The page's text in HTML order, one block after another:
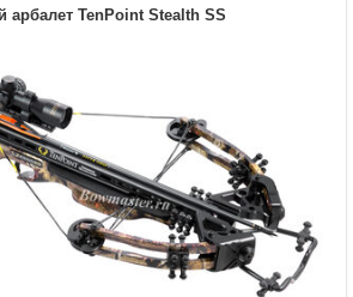
AcuDraw 50,Набор малых глушителей,
Кивер для 3-х стрел,Карбоновые стрелы -
6 шт
(кг)
2.95
Охота
Карбоновая направляющая, защита от
холостого выстрела, автоматический
предохранитель,эргономичный дизайн,
закрепленный предохранитель на
арбалет TenPoint Stealth SS